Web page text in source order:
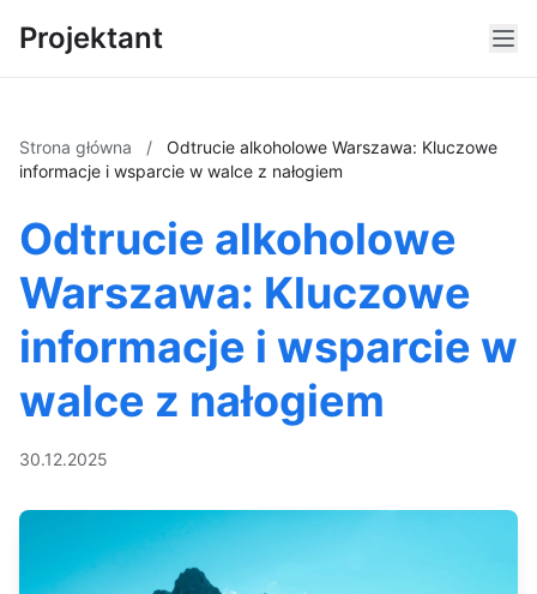
Projektant
Strona główna /
Odtrucie alkoholowe Warszawa: Kluczowe
informacje i wsparcie w walce z nałogiem
Odtrucie alkoholowe
Warszawa: Kluczowe
informacje i wsparcie w
walce z nałogiem
30.12.2025